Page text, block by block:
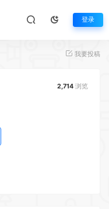
登录
我要投稿
2,714 浏览